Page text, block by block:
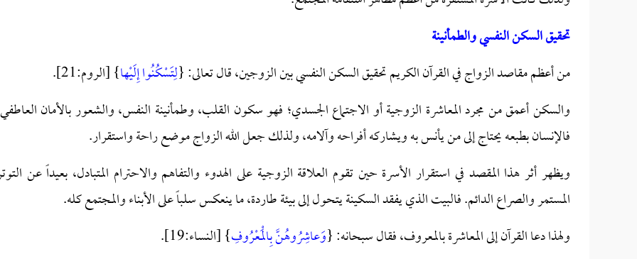
تحقيق السكن النفسي والطمأنينة
من أعظم مقاصد الزواج في القرآن الكريم تحقيق السكن النفسي بين الزوجين، قال تعالى: {لِتَسْكُنُوا إِلَيْها} [الروم:21].
والسكن أعمق من مجرد المعاشرة الزوجية أو الاجتماع الجسدي؛ فهو سكون القلب، وطمأنينة النفس، والشعور بالأمان
فالإنسان بطبعه يحتاج إلى من يأنس به ويشاركه أفراحه وآلامه، ولذلك جعل الله الزواج موضع راحة واستقرار.
ويظهر أثر هذا المقصد في استقرار الأسرة حين تقوم العلاقة الزوجية على الهدوء والتفاهم والاحترام المتبادل، بعيداً عن
المستمر والصراع الدائم. فالبيت الذي يفقد السكينة يتحول إلى بيئة طاردة، ما ينعكس سلباً على الأبناء والمجتمع كله.
ولهذا دعا القرآن إلى المعاشرة بالمعروف، فقال سبحانه: {وَعاشِرُوهُنَّ بِالْمَعْرُوفِ} [النساء:19].